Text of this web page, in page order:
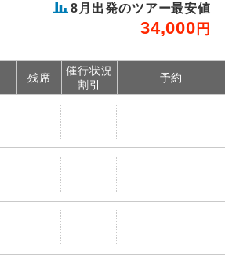
8 月出発のツアー最安値
34,000 円
残席
催行状況
割引
予約